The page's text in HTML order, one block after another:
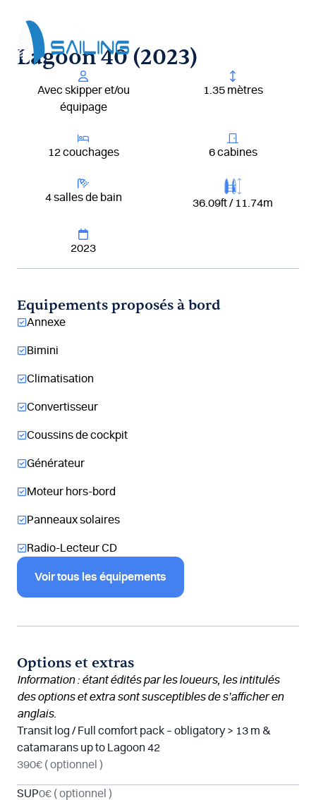
contenu
Lagoon 40 (2023)
Avec skipper et/ou
équipage
1.35 mètres
12 couchages 6 cabines
4 salles de bain 36.09ft / 11.74m
2023
Equipements proposés à bord
Annexe
Bimini
Climatisation
Convertisseur
Coussins de cockpit
Générateur
Moteur hors-bord
Panneaux solaires
Radio-Lecteur CD
Voir tous les équipements
Options et extras
Information : étant édités par les loueurs, les intitulés
des options et extra sont susceptibles de s’afficher en
anglais.
Transit log / Full comfort pack – obligatory > 13 m &
catamarans up to Lagoon 42
390€ ( optionnel )
SUP0€ ( optionnel )